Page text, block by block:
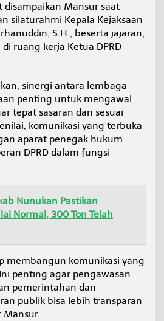
disampaikan Mansur saat
silaturahmi Kepala Kejaksaan
S.H., beserta jajaran,
ruang kerja Ketua DPRD
sinergi antara lembaga
penting untuk mengawal
tepat sasaran dan sesuai
komunikasi yang terbuka
aparat penegak hukum
DPRD dalam fungsi
Nunukan Pastikan
Normal, 300 Ton Telah
membangun komunikasi yang
penting agar pengawasan
pemerintahan dan
publik bisa lebih transparan
Mansur.